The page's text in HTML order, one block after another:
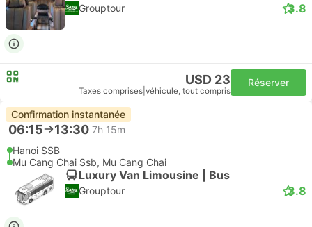
Grouptour 3.8
USD 23
Taxes comprises véhicule, tout compris
Réserver
Confirmation instantanée
06:15 13:30 7h 15m
Hanoi SSB
Mu Cang Chai Ssb, Mu Cang Chai
Luxury Van Limousine | Bus
Grouptour 3.8